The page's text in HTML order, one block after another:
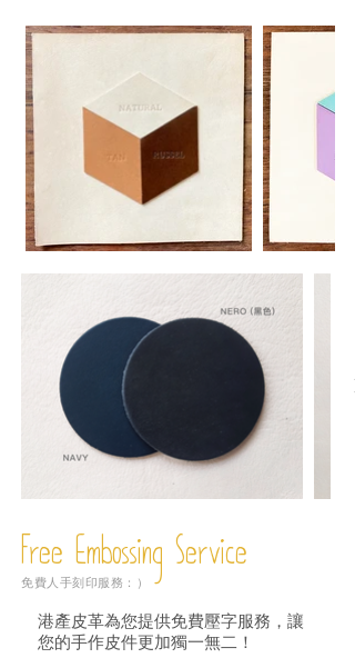
Free Embossing Service
免費人手刻印服務：）
港產皮革為您提供免費壓字服務，讓
您的手作皮件更加獨一無二！